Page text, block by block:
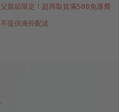
父親節限定！超商取貨滿588免運費
不提供海外配送